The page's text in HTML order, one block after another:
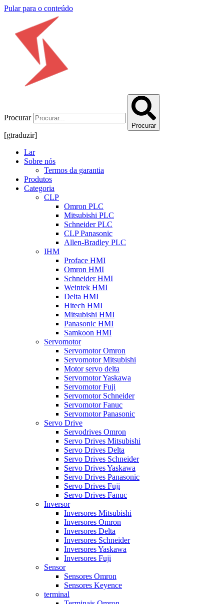
Pular para o conteúdo
Procurar
Procurar
[gtraduzir]
Lar
Sobre nós
Termos da garantia
Produtos
Categoria
CLP
Omron PLC
Mitsubishi PLC
Schneider PLC
CLP Panasonic
Allen-Bradley PLC
IHM
Proface HMI
Omron HMI
Schneider HMI
Weintek HMI
Delta HMI
Hitech HMI
Mitsubishi HMI
Panasonic HMI
Samkoon HMI
Servomotor
Servomotor Omron
Servomotor Mitsubishi
Motor servo delta
Servomotor Yaskawa
Servomotor Fuji
Servomotor Schneider
Servomotor Fanuc
Servomotor Panasonic
Servo Drive
Servodrives Omron
Servo Drives Mitsubishi
Servo Drives Delta
Servo Drives Schneider
Servo Drives Yaskawa
Servo Drives Panasonic
Servo Drives Fuji
Servo Drives Fanuc
Inversor
Inversores Mitsubishi
Inversores Omron
Inversores Delta
Inversores Schneider
Inversores Yaskawa
Inversores Fuji
Sensor
Sensores Omron
Sensores Keyence
terminal